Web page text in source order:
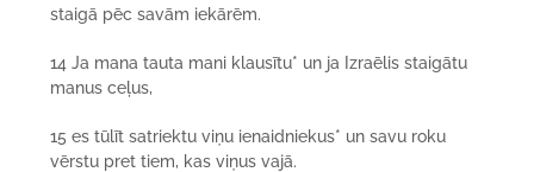
staigā pēc savām iekārēm.
14 Ja mana tauta mani klausītu* un ja Izraēlis staigātu
manus ceļus,
15 es tūlīt satriektu viņu ienaidniekus* un savu roku
vērstu pret tiem, kas viņus vajā.